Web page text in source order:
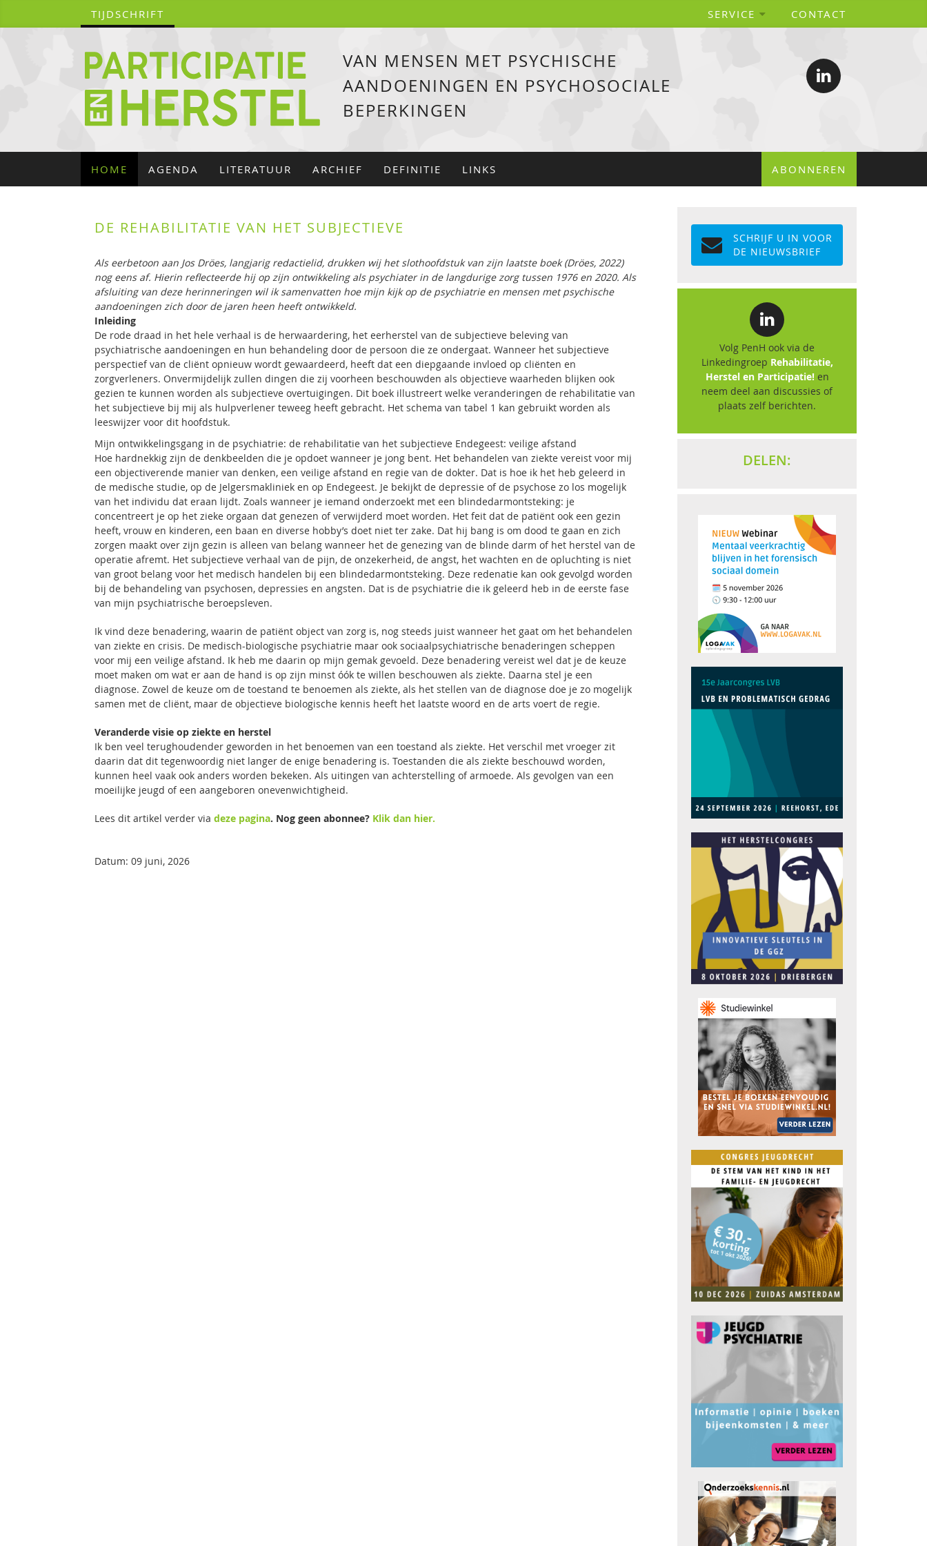
TIJDSCHRIFT SERVICE CONTACT
VAN MENSEN MET PSYCHISCHE
AANDOENINGEN EN PSYCHOSOCIALE
BEPERKINGEN
HOME AGENDA LITERATUUR ARCHIEF DEFINITIE LINKS ABONNEREN
DE REHABILITATIE VAN HET SUBJECTIEVE
Als eerbetoon aan Jos Dröes, langjarig redactielid, drukken wij het slothoofdstuk van zijn laatste boek (Dröes, 2022)
nog eens af. Hierin reflecteerde hij op zijn ontwikkeling als psychiater in de langdurige zorg tussen 1976 en 2020. Als
afsluiting van deze herinneringen wil ik samenvatten hoe mijn kijk op de psychiatrie en mensen met psychische
aandoeningen zich door de jaren heen heeft ontwikkeld.
Inleiding
De rode draad in het hele verhaal is de herwaardering, het eerherstel van de subjectieve beleving van
psychiatrische aandoeningen en hun behandeling door de persoon die ze ondergaat. Wanneer het subjectieve
perspectief van de cliënt opnieuw wordt gewaardeerd, heeft dat een diepgaande invloed op cliënten en
zorgverleners. Onvermijdelijk zullen dingen die zij voorheen beschouwden als objectieve waarheden blijken ook
gezien te kunnen worden als subjectieve overtuigingen. Dit boek illustreert welke veranderingen de rehabilitatie van
het subjectieve bij mij als hulpverlener teweeg heeft gebracht. Het schema van tabel 1 kan gebruikt worden als
leeswijzer voor dit hoofdstuk.
Mijn ontwikkelingsgang in de psychiatrie: de rehabilitatie van het subjectieve Endegeest: veilige afstand
Hoe hardnekkig zijn de denkbeelden die je opdoet wanneer je jong bent. Het behandelen van ziekte vereist voor mij
een objectiverende manier van denken, een veilige afstand en regie van de dokter. Dat is hoe ik het heb geleerd in
de medische studie, op de Jelgersmakliniek en op Endegeest. Je bekijkt de depressie of de psychose zo los mogelijk
van het individu dat eraan lijdt. Zoals wanneer je iemand onderzoekt met een blindedarmontsteking: je
concentreert je op het zieke orgaan dat genezen of verwijderd moet worden. Het feit dat de patiënt ook een gezin
heeft, vrouw en kinderen, een baan en diverse hobby’s doet niet ter zake. Dat hij bang is om dood te gaan en zich
zorgen maakt over zijn gezin is alleen van belang wanneer het de genezing van de blinde darm of het herstel van de
operatie afremt. Het subjectieve verhaal van de pijn, de onzekerheid, de angst, het wachten en de opluchting is niet
van groot belang voor het medisch handelen bij een blindedarmontsteking. Deze redenatie kan ook gevolgd worden
bij de behandeling van psychosen, depressies en angsten. Dat is de psychiatrie die ik geleerd heb in de eerste fase
van mijn psychiatrische beroepsleven.
Ik vind deze benadering, waarin de patiënt object van zorg is, nog steeds juist wanneer het gaat om het behandelen
van ziekte en crisis. De medisch-biologische psychiatrie maar ook sociaalpsychiatrische benaderingen scheppen
voor mij een veilige afstand. Ik heb me daarin op mijn gemak gevoeld. Deze benadering vereist wel dat je de keuze
moet maken om wat er aan de hand is op zijn minst óók te willen beschouwen als ziekte. Daarna stel je een
diagnose. Zowel de keuze om de toestand te benoemen als ziekte, als het stellen van de diagnose doe je zo mogelijk
samen met de cliënt, maar de objectieve biologische kennis heeft het laatste woord en de arts voert de regie.
Veranderde visie op ziekte en herstel
Ik ben veel terughoudender geworden in het benoemen van een toestand als ziekte. Het verschil met vroeger zit
daarin dat dit tegenwoordig niet langer de enige benadering is. Toestanden die als ziekte beschouwd worden,
kunnen heel vaak ook anders worden bekeken. Als uitingen van achterstelling of armoede. Als gevolgen van een
moeilijke jeugd of een aangeboren onevenwichtigheid.
Lees dit artikel verder via deze pagina. Nog geen abonnee? Klik dan hier.
Datum: 09 juni, 2026
SCHRIJF U IN VOOR
DE NIEUWSBRIEF
Volg PenH ook via de
Linkedingroep Rehabilitatie,
Herstel en Participatie!en
neem deel aan discussies of
plaats zelf berichten.
DELEN: